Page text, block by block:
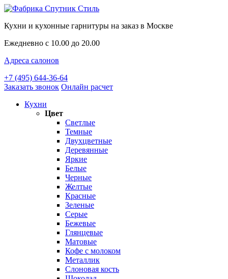
Кухни и кухонные гарнитуры на заказ в Москве
Ежедневно с 10.00 до 20.00
Адреса салонов
+7 (495) 644-36-64
Заказать звонок Онлайн расчет
Кухни
Цвет
Светлые
Темные
Двухцветные
Деревянные
Яркие
Белые
Черные
Желтые
Красные
Зеленые
Серые
Бежевые
Глянцевые
Матовые
Кофе с молоком
Металлик
Слоновая кость